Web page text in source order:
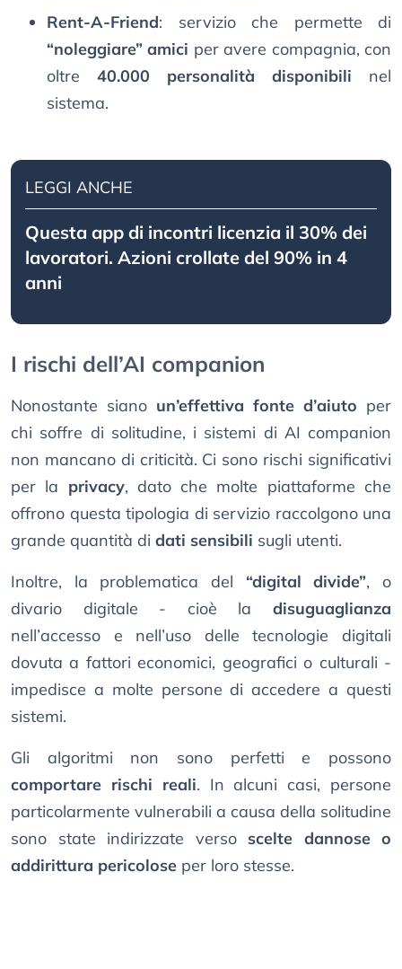
Rent-A-Friend: servizio che permette di
“noleggiare” amici per avere compagnia, con
oltre 40.000 personalità disponibili nel
sistema.
LEGGI ANCHE
Questa app di incontri licenzia il 30% dei
lavoratori. Azioni crollate del 90% in 4
anni
I rischi dell’AI companion
Nonostante siano un’effettiva fonte d’aiuto per
chi soffre di solitudine, i sistemi di AI companion
non mancano di criticità. Ci sono rischi significativi
per la privacy, dato che molte piattaforme che
offrono questa tipologia di servizio raccolgono una
grande quantità di dati sensibili sugli utenti.
Inoltre, la problematica del “digital divide”, o
divario digitale - cioè la disuguaglianza
nell’accesso e nell’uso delle tecnologie digitali
dovuta a fattori economici, geografici o culturali -
impedisce a molte persone di accedere a questi
sistemi.
Gli algoritmi non sono perfetti e possono
comportare rischi reali. In alcuni casi, persone
particolarmente vulnerabili a causa della solitudine
sono state indirizzate verso scelte dannose o
addirittura pericolose per loro stesse.